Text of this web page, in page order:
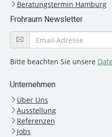
Beratungstermin Hamburg
Frohraum Newsletter
Bitte beachten Sie unsere
Unternehmen
Über Uns
Ausstellung
Referenzen
Jobs